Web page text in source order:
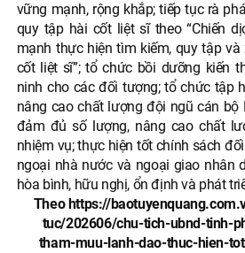
vững mạnh, rộng khắp; tiếp tục rà
quy tập hài cốt liệt sĩ theo “Chiến
mạnh thực hiện tìm kiếm, quy tập
cốt liệt sĩ”; tổ chức bồi dưỡng kiến
ninh cho các đối tượng; tổ chức tập
nâng cao chất lượng đội ngũ cán bộ
đảm đủ số lượng, nâng cao chất
nhiệm vụ; thực hiện tốt chính sách
ngoại nhà nước và ngoại giao nhân
hòa bình, hữu nghị, ổn định và phát
Theo https://
tuc/202606/chu-tich-ubnd-tinh-
tham-muu-lanh-dao-thuc-hien-